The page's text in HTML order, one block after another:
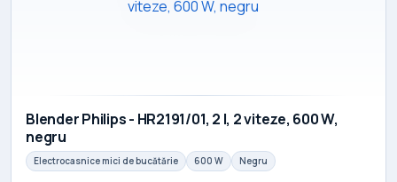
Blender Philips - HR2191/01, 2 l, 2 viteze, 600 W,
negru
Electrocasnice mici de bucătărie 600 W Negru